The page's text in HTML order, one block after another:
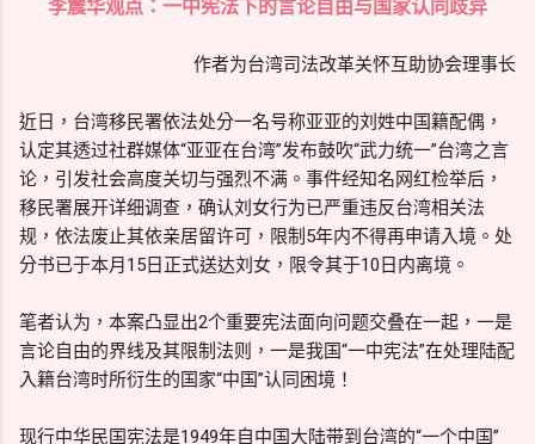
李震华观点：一中宪法下的言论自由与国家认同歧异
作者为台湾司法改革关怀互助协会理事长
近日，台湾移民署依法处分一名号称亚亚的刘姓中国籍配偶，
认定其透过社群媒体“亚亚在台湾”发布鼓吹“武力统一”台湾之言
论，引发社会高度关切与强烈不满。事件经知名网红检举后，
移民署展开详细调查，确认刘女行为已严重违反台湾相关法
规，依法废止其依亲居留许可，限制5年内不得再申请入境。处
分书已于本月15日正式送达刘女，限令其于10日内离境。
笔者认为，本案凸显出2个重要宪法面向问题交叠在一起，一是
言论自由的界线及其限制法则，一是我国“一中宪法”在处理陆配
入籍台湾时所衍生的国家“中国”认同困境！
现行中华民国宪法是1949年自中国大陆带到台湾的“一个中国”